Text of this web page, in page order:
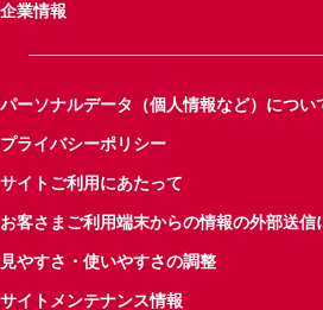
企業情報
パーソナルデータ（個人情報など）につい
プライバシーポリシー
サイトご利用にあたって
お客さまご利用端末からの情報の外部送信
見やすさ・使いやすさの調整
サイトメンテナンス情報